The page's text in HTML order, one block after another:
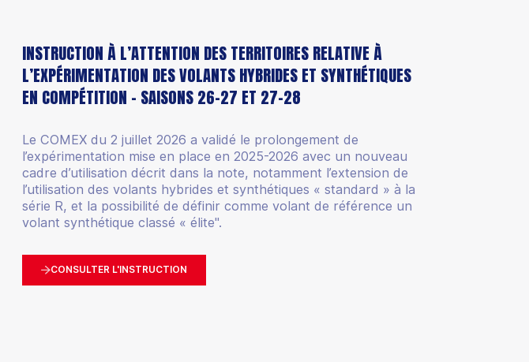
INSTRUCTION À L’ATTENTION DES TERRITOIRES RELATIVE À
L’EXPÉRIMENTATION DES VOLANTS HYBRIDES ET SYNTHÉTIQUES
EN COMPÉTITION - SAISONS 26-27 ET 27-28
Le COMEX du 2 juillet 2026 a validé le prolongement de
l’expérimentation mise en place en 2025-2026 avec un nouveau
cadre d’utilisation décrit dans la note, notamment l’extension de
l’utilisation des volants hybrides et synthétiques « standard » à la
série R, et la possibilité de définir comme volant de référence un
volant synthétique classé « élite".
CONSULTER L'INSTRUCTION